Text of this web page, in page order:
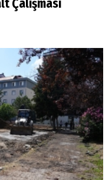
Çalışması